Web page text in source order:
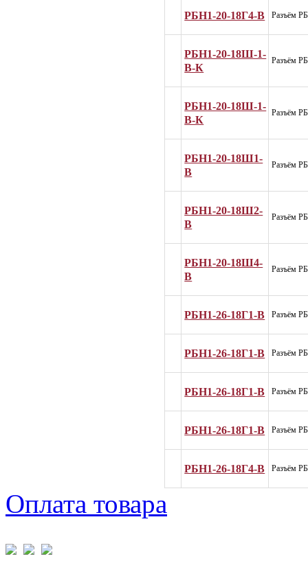
РБН1-20-18Г4-В Разъём
РБН1-20-18Ш-1-
В-К
Разъём
РБН1-20-18Ш-1-
В-К
Разъём
РБН1-20-18Ш1-
В
Разъём
РБН1-20-18Ш2-
В
Разъём
РБН1-20-18Ш4-
В
Разъём
РБН1-26-18Г1-В Разъём
РБН1-26-18Г1-В Разъём
РБН1-26-18Г1-В Разъём
РБН1-26-18Г1-В Разъём
РБН1-26-18Г4-В Разъём
Оплата товара